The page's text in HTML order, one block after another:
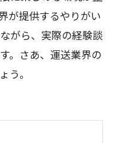
が提供するやりがい
がら、実際の経験談
。さあ、運送業界の
う。